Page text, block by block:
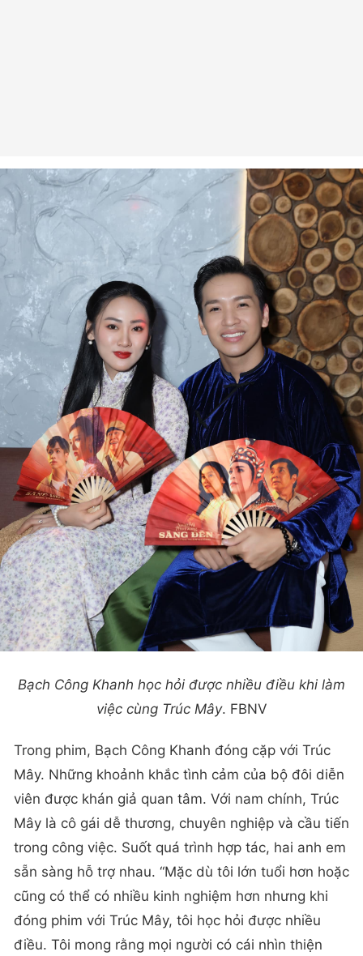
Bạch Công Khanh học hỏi được nhiều điều khi làm
việc cùng Trúc Mây. FBNV
Trong phim, Bạch Công Khanh đóng cặp với Trúc
Mây. Những khoảnh khắc tình cảm của bộ đôi diễn
viên được khán giả quan tâm. Với nam chính, Trúc
Mây là cô gái dễ thương, chuyên nghiệp và cầu tiến
trong công việc. Suốt quá trình hợp tác, hai anh em
sẵn sàng hỗ trợ nhau. “Mặc dù tôi lớn tuổi hơn hoặc
cũng có thể có nhiều kinh nghiệm hơn nhưng khi
đóng phim với Trúc Mây, tôi học hỏi được nhiều
điều. Tôi mong rằng mọi người có cái nhìn thiện